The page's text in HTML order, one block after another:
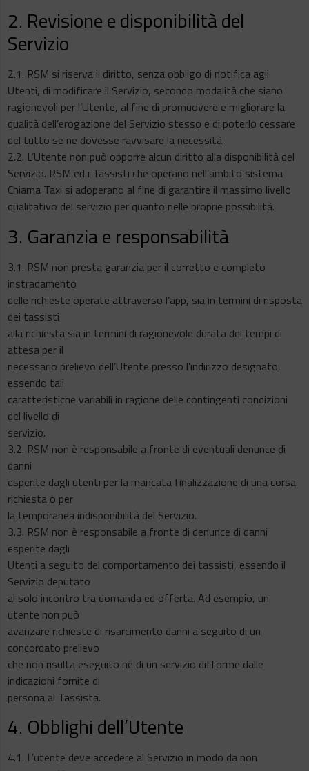
2. Revisione e disponibilità del
Servizio
2.1. RSM si riserva il diritto, senza obbligo di notifica agli
Utenti, di modificare il Servizio, secondo modalità che siano
ragionevoli per l’Utente, al fine di promuovere e migliorare la
qualità dell’erogazione del Servizio stesso e di poterlo cessare
del tutto se ne dovesse ravvisare la necessità.
2.2. L’Utente non può opporre alcun diritto alla disponibilità del
Servizio. RSM ed i Tassisti che operano nell’ambito sistema
Chiama Taxi si adoperano al fine di garantire il massimo livello
qualitativo del servizio per quanto nelle proprie possibilità.
3. Garanzia e responsabilità
3.1. RSM non presta garanzia per il corretto e completo
instradamento
delle richieste operate attraverso l’app, sia in termini di risposta
dei tassisti
alla richiesta sia in termini di ragionevole durata dei tempi di
attesa per il
necessario prelievo dell’Utente presso l’indirizzo designato,
essendo tali
caratteristiche variabili in ragione delle contingenti condizioni
del livello di
servizio.
3.2. RSM non è responsabile a fronte di eventuali denunce di
danni
esperite dagli utenti per la mancata finalizzazione di una corsa
richiesta o per
la temporanea indisponibilità del Servizio.
3.3. RSM non è responsabile a fronte di denunce di danni
esperite dagli
Utenti a seguito del comportamento dei tassisti, essendo il
Servizio deputato
al solo incontro tra domanda ed offerta. Ad esempio, un
utente non può
avanzare richieste di risarcimento danni a seguito di un
concordato prelievo
che non risulta eseguito né di un servizio difforme dalle
indicazioni fornite di
persona al Tassista.
4. Obblighi dell’Utente
4.1. L’utente deve accedere al Servizio in modo da non